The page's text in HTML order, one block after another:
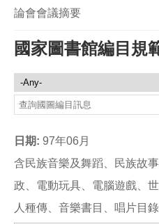
論會會議摘要
國家圖書館編目規
國圖編目訊息
Search this site
日期: 97年06月
含民族音樂及舞蹈、民族故
政、電動玩具、電腦遊戲、
人種傳、音樂書目、唱片目